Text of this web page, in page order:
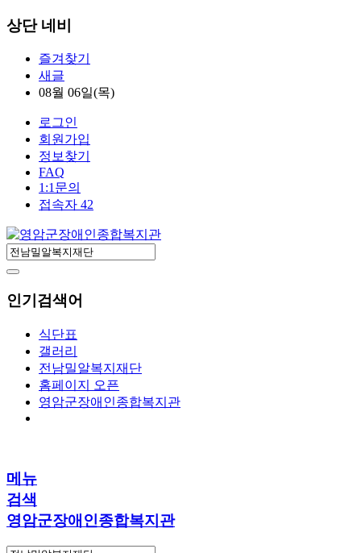
상단 네비
즐겨찾기
새글
08월 06일(목)
로그인
회원가입
정보찾기
FAQ
1:1문의
접속자 42
인기검색어
식단표
갤러리
전남밀알복지재단
홈페이지 오픈
영암군장애인종합복지관
메뉴
검색
영암군장애인종합복지관